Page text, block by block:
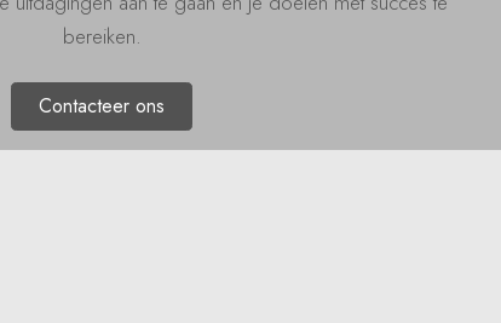
bereiken.
Contacteer ons